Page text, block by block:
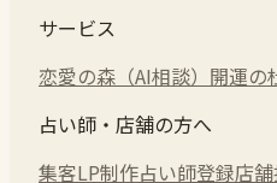
サービス
恋愛の森（AI相談） 開運の
占い師・店舗の方へ
集客LP制作占い師登録店